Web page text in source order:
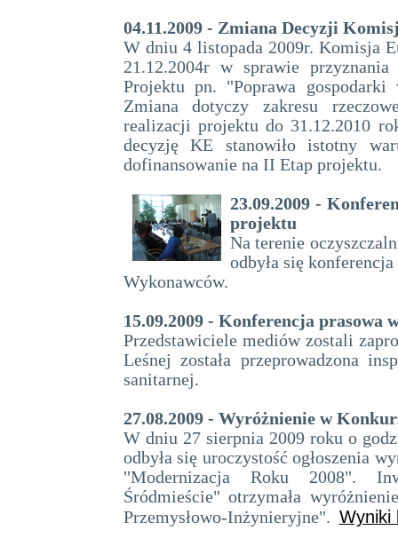
04.11.2009 - Zmiana Decyzji
W dniu 4 listopada 2009r. Komisja
21.12.2004r w sprawie
Projektu pn. "Poprawa
Zmiana dotyczy zakresu
realizacji projektu do 31.12.2010
decyzję KE stanowiło istotny
dofinansowanie na II Etap projektu.
23.09.2009 -
projektu
Na terenie
odbyła się
Wykonawców.
15.09.2009 - Konferencja prasowa
Przedstawiciele mediów zostali
Leśnej została przeprowadzona
sanitarnej.
27.08.2009 - Wyróżnienie w
W dniu 27 sierpnia 2009 roku o
odbyła się uroczystość ogłoszenia
"Modernizacja Roku 2008".
Śródmieście" otrzymała
Przemysłowo-Inżynieryjne". Wyniki